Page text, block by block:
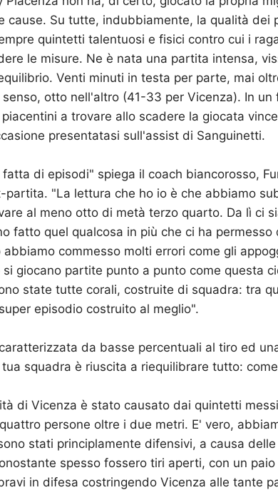
cause. Su tutte, indubbiamente, la qualità dei
quintetti talentuosi e fisici contro cui i
le misure. Ne è nata una partita intensa,
Venti minuti in testa per parte, mai
senso, otto nell'altro (41-33 per Vicenza). In un
a trovare allo scadere la giocata
presentatasi sull'assist di Sanguinetti.
di episodi" spiega il coach biancorosso,
partita. "La lettura che ho io è che abbiamo
al meno otto di metà terzo quarto. Da lì ci
fatto quel qualcosa in più che ci ha permesso
commesso molti errori come gli
giocano partite punto a punto come questa
state tutte corali, costruite di squadra: tra
episodio costruito al meglio".
da basse percentuali al tiro ed
squadra è riuscita a riequilibrare tutto:
di Vicenza è stato causato dai quintetti
persone oltre i due metri. E' vero,
stati principlamente difensivi, a causa
spesso fossero tiri aperti, con un
in difesa costringendo Vicenza alle tante